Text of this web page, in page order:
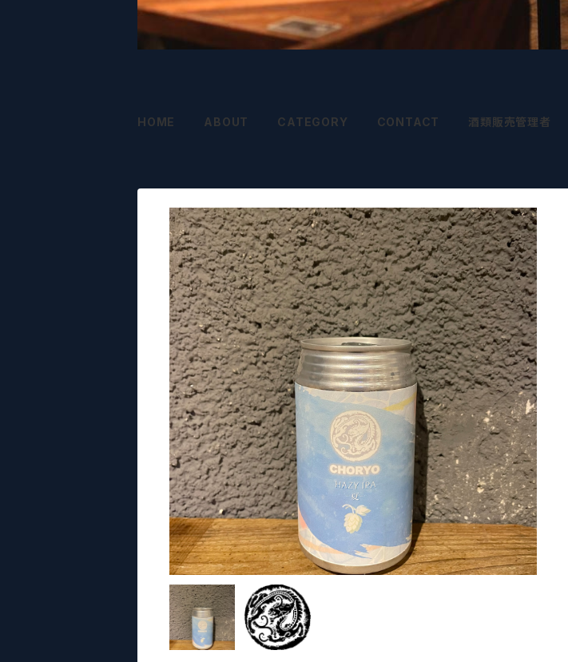
HOME ABOUT CATEGORY CONTACT 酒類販売管理者